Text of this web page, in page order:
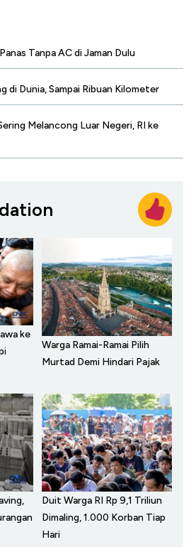
Tanpa AC di Jaman Dulu
di Dunia, Sampai Ribuan Kilometer
Melancong Luar Negeri, RI ke
ke
Warga Ramai-Ramai Pilih
Murtad Demi Hindari Pajak
Duit Warga RI Rp 9,1 Triliun
Dimaling, 1.000 Korban Tiap
Hari